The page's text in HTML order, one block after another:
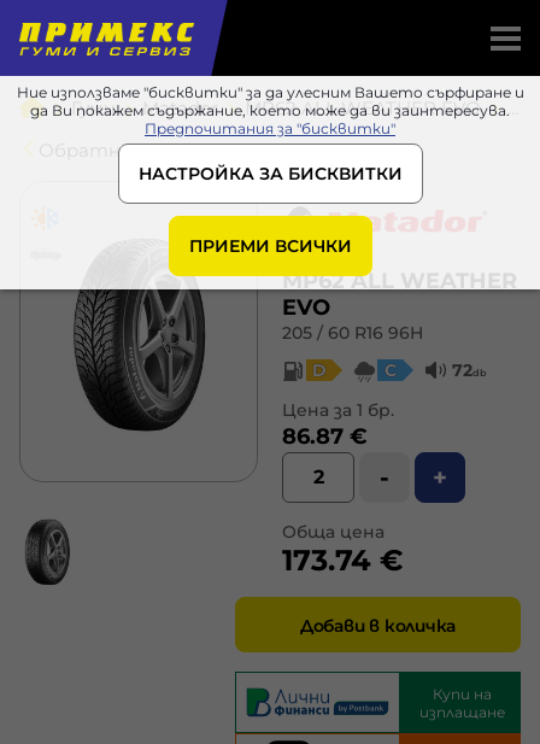
Ние използваме "бисквитки" за да улесним Вашето сърфиране и
да Ви покажем съдържание, което може да ви заинтересува.
Предпочитания за "бисквитки"
НАСТРОЙКА ЗА БИСКВИТКИ
ПРИЕМИ ВСИЧКИ
Гуми Matador MP62 ALL WEATHER EVO
205 / 60 R16 96H
Обратно в списъка
MP62 ALL WEATHER
EVO
205 / 60 R16 96H
D
C 72db
Цена за 1 бр.
86.87 €
- +
Обща цена
173.74 €
Добави в количка
Купи на
изплащане